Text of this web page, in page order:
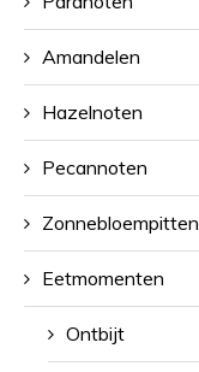
Amandelen
Hazelnoten
Pecannoten
Zonnebloempitten
Eetmomenten
Ontbijt